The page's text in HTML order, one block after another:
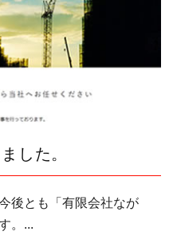
した。
後とも「有限会社なが
。...